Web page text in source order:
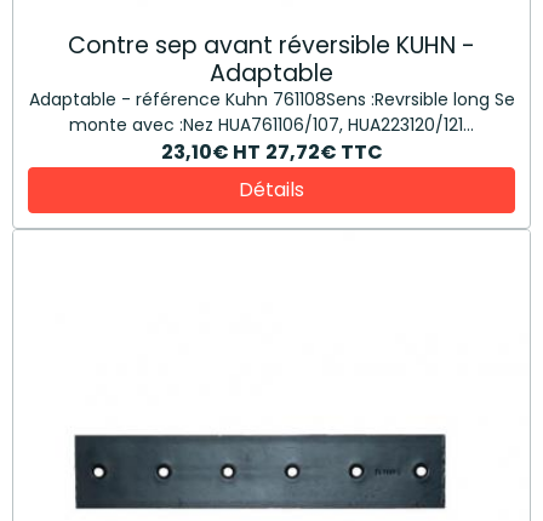
Contre sep avant réversible KUHN -
Adaptable
Adaptable - référence Kuhn 761108Sens :Revrsible long Se
monte avec :Nez HUA761106/107, HUA223120/121...
23,10€ HT 27,72€ TTC
Détails